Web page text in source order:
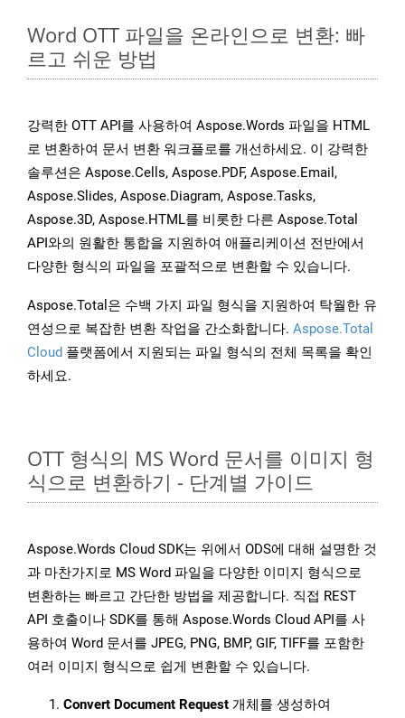
Word OTT 파일을 온라인으로 변환: 빠
르고 쉬운 방법
강력한 OTT API를 사용하여 Aspose.Words 파일을 HTML
로 변환하여 문서 변환 워크플로를 개선하세요. 이 강력한
솔루션은 Aspose.Cells, Aspose.PDF, Aspose.Email,
Aspose.Slides, Aspose.Diagram, Aspose.Tasks,
Aspose.3D, Aspose.HTML를 비롯한 다른 Aspose.Total
API와의 원활한 통합을 지원하여 애플리케이션 전반에서
다양한 형식의 파일을 포괄적으로 변환할 수 있습니다.
Aspose.Total은 수백 가지 파일 형식을 지원하여 탁월한 유
연성으로 복잡한 변환 작업을 간소화합니다. Aspose.Total
Cloud 플랫폼에서 지원되는 파일 형식의 전체 목록을 확인
하세요.
OTT 형식의 MS Word 문서를 이미지 형
식으로 변환하기 - 단계별 가이드
Aspose.Words Cloud SDK는 위에서 ODS에 대해 설명한 것
과 마찬가지로 MS Word 파일을 다양한 이미지 형식으로
변환하는 빠르고 간단한 방법을 제공합니다. 직접 REST
API 호출이나 SDK를 통해 Aspose.Words Cloud API를 사
용하여 Word 문서를 JPEG, PNG, BMP, GIF, TIFF를 포함한
여러 이미지 형식으로 쉽게 변환할 수 있습니다.
Convert Document Request 개체를 생성하여